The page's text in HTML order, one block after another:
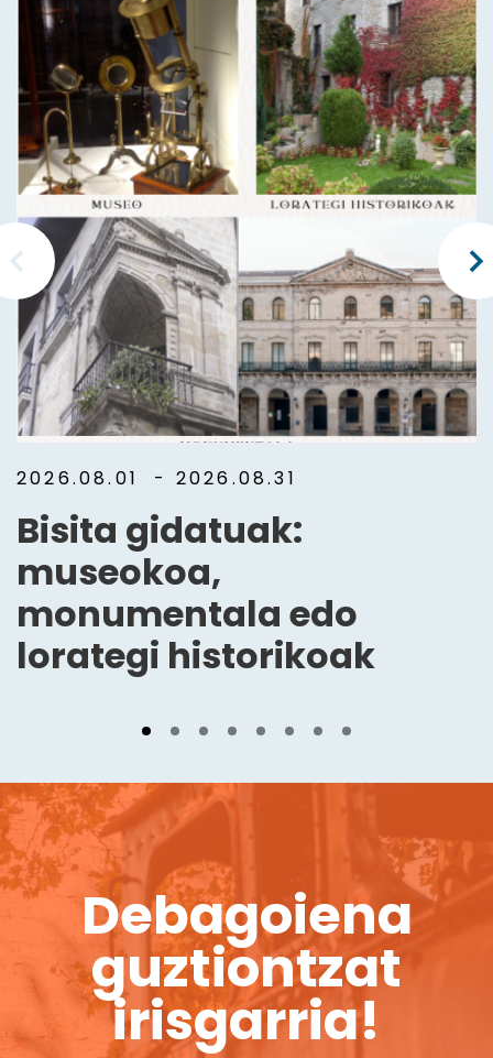
2026.08.01 - 2026.08.31
Bisita gidatuak:
museokoa,
monumentala edo
lorategi historikoak
Debagoiena
guztiontzat
irisgarria!